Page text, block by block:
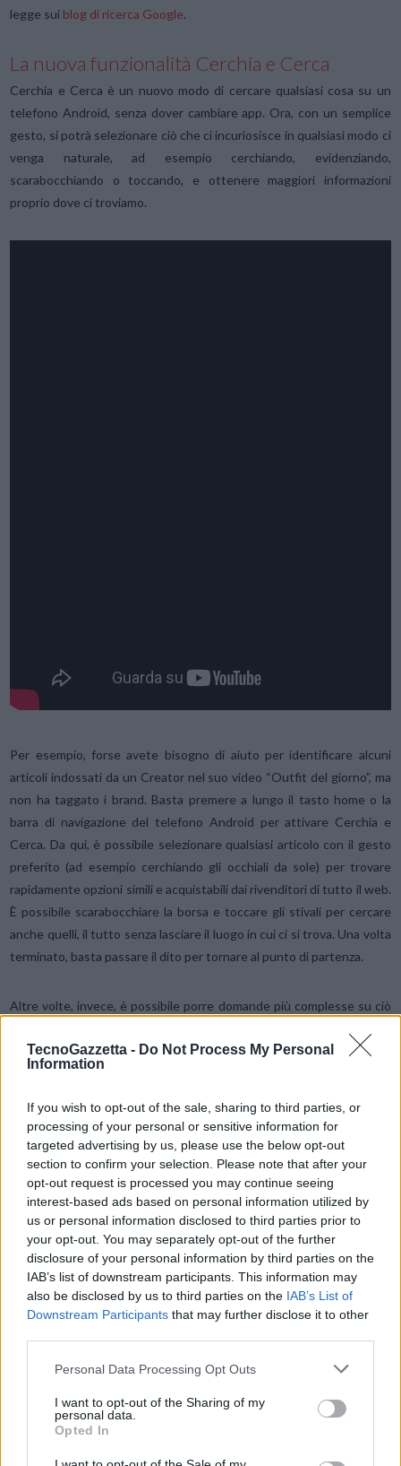
TecnoGazzetta - Do Not Process My Personal
Information
If you wish to opt-out of the sale, sharing to third parties, or
processing of your personal or sensitive information for
targeted advertising by us, please use the below opt-out
section to confirm your selection. Please note that after your
opt-out request is processed you may continue seeing
interest-based ads based on personal information utilized by
us or personal information disclosed to third parties prior to
your opt-out. You may separately opt-out of the further
disclosure of your personal information by third parties on the
IAB’s list of downstream participants. This information may
also be disclosed by us to third parties on the IAB’s List of
Downstream Participants that may further disclose it to other
Personal Data Processing Opt Outs
I want to opt-out of the Sharing of my
personal data.
Opted In
legge sui blog di ricerca Google.
La nuova funzionalità Cerchia e Cerca
Cerchia e Cerca è un nuovo modo di cercare qualsiasi cosa su un
telefono Android, senza dover cambiare app. Ora, con un semplice
gesto, si potrà selezionare ciò che ci incuriosisce in qualsiasi modo ci
venga naturale, ad esempio cerchiando, evidenziando,
scarabocchiando o toccando, e ottenere maggiori informazioni
proprio dove ci troviamo.
Per esempio, forse avete bisogno di aiuto per identificare alcuni
articoli indossati da un Creator nel suo video “Outfit del giorno”, ma
non ha taggato i brand. Basta premere a lungo il tasto home o la
barra di navigazione del telefono Android per attivare Cerchia e
Cerca. Da qui, è possibile selezionare qualsiasi articolo con il gesto
preferito (ad esempio cerchiando gli occhiali da sole) per trovare
rapidamente opzioni simili e acquistabili dai rivenditori di tutto il web.
È possibile scarabocchiare la borsa e toccare gli stivali per cercare
anche quelli, il tutto senza lasciare il luogo in cui ci si trova. Una volta
terminato, basta passare il dito per tornare al punto di partenza.
Altre volte, invece, è possibile porre domande più complesse su ciò
imbatta in un’immagine di un delizioso corn dog con alcuni
condimenti unici. Ne avete visti molti online e siete curiosi di
Grazie alla Ricerca Multipla – la possibilità di effettuare ricerche con
testo e immagini allo stesso tempo – e agliaggiornamenti basati
sull’intelligenza artificiale, è possibile comprendere più facilmente
concetti, idee o argomenti grazie alle informazioni utili raccolte sul
web. È sufficiente fare un cerchio intorno al corn dog e porre una
domanda, ad esempio: “Perché sono così popolari?”. Scoprirete
subito che questi dolcetti dolci e salati sono i corn dog coreani. La
loro tendenza è dovuta alla combinazione unica di sapori e
consistenze – tra cui la carne o il formaggio fusocircondato da un
coreana. La vostra curiosità è stata così soddisfatta (anche se le